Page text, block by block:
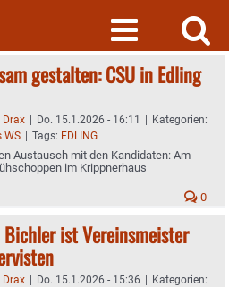
gestalten: CSU in Edling
Drax | Do. 15.1.2026 - 16:11 | Kategorien:
WS | Tags: EDLING
Austausch mit den Kandidaten: Am
im Krippnerhaus
0
Bichler ist Vereinsmeister
Drax | Do. 15.1.2026 - 15:36 | Kategorien: